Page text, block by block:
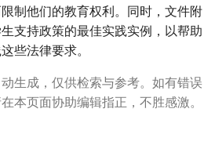
制他们的教育权利。同时，文件附
支持政策的最佳实践实例，以帮助
些法律要求。
生成，仅供检索与参考。如有错误
本页面协助编辑指正，不胜感激。